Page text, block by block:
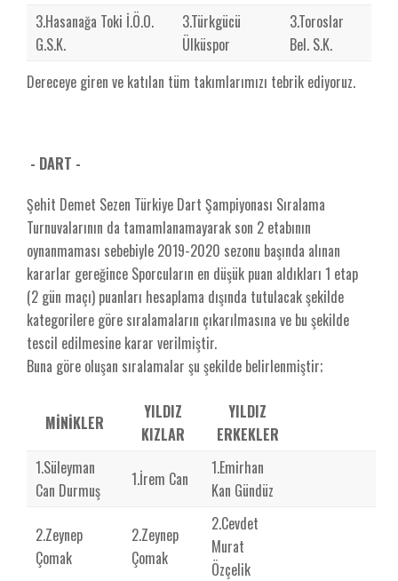
3.Hasanağa Toki İ.Ö.O.
G.S.K.
3.Türkgücü
Ülküspor
3.Toroslar
Bel. S.K.
Dereceye giren ve katılan tüm takımlarımızı tebrik ediyoruz.
- DART -
Şehit Demet Sezen Türkiye Dart Şampiyonası Sıralama
Turnuvalarının da tamamlanamayarak son 2 etabının
oynanmaması sebebiyle 2019-2020 sezonu başında alınan
kararlar gereğince Sporcuların en düşük puan aldıkları 1 etap
(2 gün maçı) puanları hesaplama dışında tutulacak şekilde
kategorilere göre sıralamaların çıkarılmasına ve bu şekilde
tescil edilmesine karar verilmiştir.
Buna göre oluşan sıralamalar şu şekilde belirlenmiştir;
MİNİKLER
YILDIZ
KIZLAR
YILDIZ
ERKEKLER
1.Süleyman
Can Durmuş
1.İrem Can
1.Emirhan
Kan Gündüz
2.Zeynep
Çomak
2.Zeynep
Çomak
2.Cevdet
Murat
Özçelik